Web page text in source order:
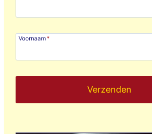
Voornaam*
Verzenden